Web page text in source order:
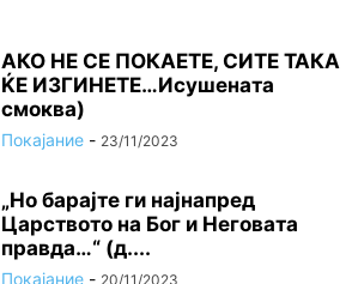
АКО НЕ СЕ ПОКАЕТЕ, СИТЕ ТАКА
ЌЕ ИЗГИНЕТЕ…Исушената
смоква)
Покајание - 23/11/2023
„Но барајте ги најнапред
Царството на Бог и Неговата
правда…“ (д....
Покајание - 20/11/2023